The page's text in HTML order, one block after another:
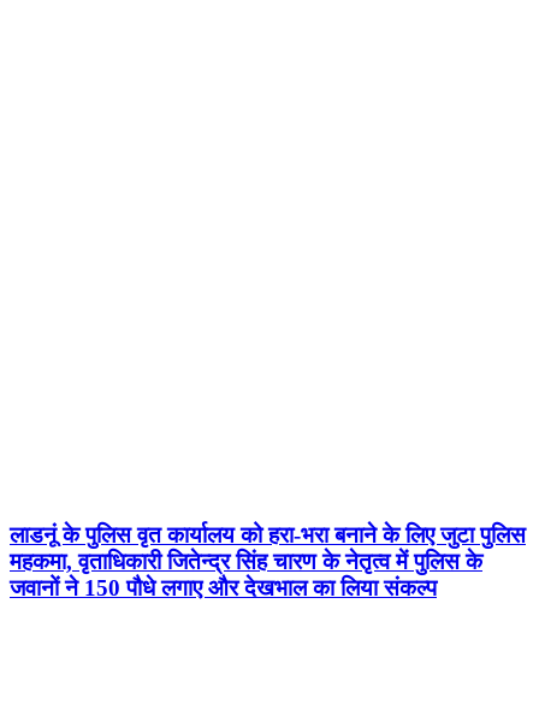
लाडनूं के पुलिस वृत कार्यालय को हरा-भरा बनाने के लिए जुटा पुलिस
महकमा, वृताधिकारी जितेन्द्र सिंह चारण के नेतृत्व में पुलिस के
जवानों ने 150 पौधे लगाए और देखभाल का लिया संकल्प